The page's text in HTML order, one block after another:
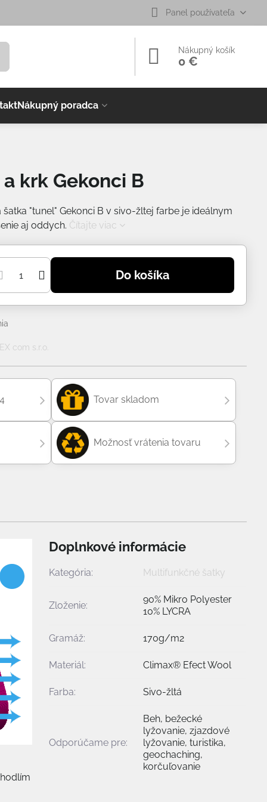
Panel používateľa
Nákupný košík
0 €
Nákupný poradca
krk Gekonci B
"tunel" Gekonci B v sivo-žltej farbe je ideálnym
aj oddych. Čítajte viac
Do košíka
com s.r.o.
Tovar skladom
Možnosť vrátenia tovaru
Doplnkové informácie
Kategória: Multifunkčné šatky
Zloženie:
90% Mikro Polyester
10% LYCRA
Gramáž: 170g/m2
Materiál: Climax® Efect Wool
Farba: Sivo-žltá
Odporúčame pre:
Beh, bežecké
lyžovanie, zjazdové
lyžovanie, turistika,
geochaching,
korčuľovanie